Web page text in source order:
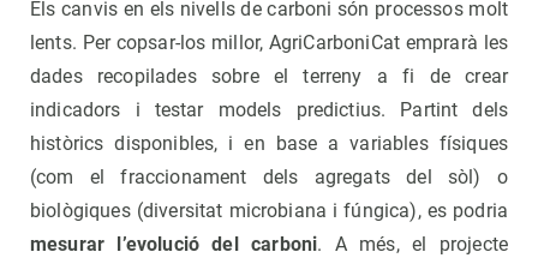
Els canvis en els nivells de carboni són processos molt
lents. Per copsar-los millor, AgriCarboniCat emprarà les
dades recopilades sobre el terreny a fi de crear
indicadors i testar models predictius. Partint dels
històrics disponibles, i en base a variables físiques
(com el fraccionament dels agregats del sòl) o
biològiques (diversitat microbiana i fúngica), es podria
mesurar l’evolució del carboni. A més, el projecte